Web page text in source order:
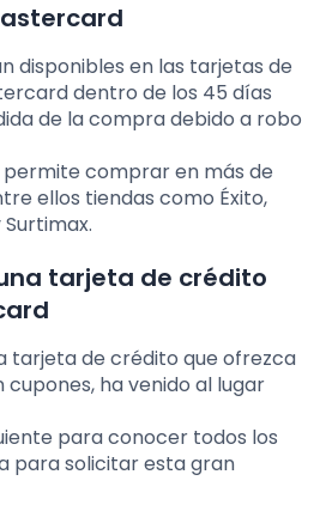
disponibles en las tarjetas de
dentro de los 45 días
de la compra debido a robo
comprar en más de
ellos tiendas como Éxito,
tarjeta de crédito
tarjeta de crédito que ofrezca
cupones, ha venido al lugar
para conocer todos los
para solicitar esta gran